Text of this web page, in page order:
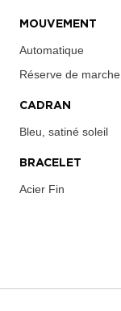
MOUVEMENT
Automatique
Réserve de marche
CADRAN
Bleu, satiné soleil
BRACELET
Acier Fin